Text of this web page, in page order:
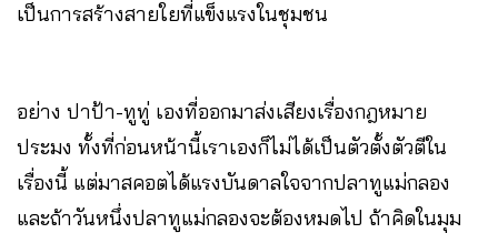
เป็นการสร้างสายใยที่แข็งแรงในชุมชน
อย่าง ปาป้า-ทูทู่ เองที่ออกมาส่งเสียงเรื่องกฎหมาย
ประมง ทั้งที่ก่อนหน้านี้เราเองก็ไม่ได้เป็นตัวตั้งตัวตีใน
เรื่องนี้ แต่มาสคอตได้แรงบันดาลใจจากปลาทูแม่กลอง
และถ้าวันหนึ่งปลาทูแม่กลองจะต้องหมดไป ถ้าคิดในมุม